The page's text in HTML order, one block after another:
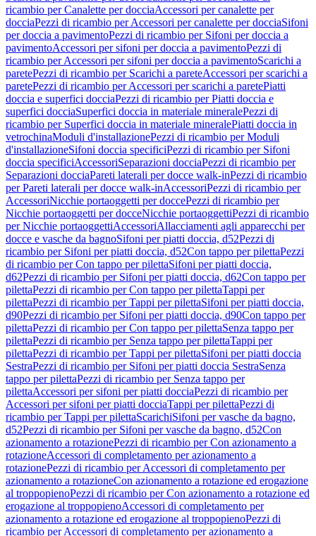
ricambio per Canalette per docciaAccessori per canalette per
docciaPezzi di ricambio per Accessori per canalette per docciaSifoni
per doccia a pavimentoPezzi di ricambio per Sifoni per doccia a
pavimentoAccessori per sifoni per doccia a pavimentoPezzi di
ricambio per Accessori per sifoni per doccia a pavimentoScarichi a
paretePezzi di ricambio per Scarichi a pareteAccessori per scarichi a
paretePezzi di ricambio per Accessori per scarichi a paretePiatti
doccia e superfici docciaPezzi di ricambio per Piatti doccia e
superfici docciaSuperfici doccia in materiale mineralePezzi di
ricambio per Superfici doccia in materiale mineralePiatti doccia in
vetrochinaModuli d'installazionePezzi di ricambio per Moduli
d'installazioneSifoni doccia specificiPezzi di ricambio per Sifoni
doccia specificiAccessoriSeparazioni docciaPezzi di ricambio per
Separazioni docciaPareti laterali per docce walk-inPezzi di ricambio
per Pareti laterali per docce walk-inAccessoriPezzi di ricambio per
AccessoriNicchie portaoggetti per doccePezzi di ricambio per
Nicchie portaoggetti per docceNicchie portaoggettiPezzi di ricambio
per Nicchie portaoggettiAccessoriAllacciamenti agli apparecchi per
docce e vasche da bagnoSifoni per piatti doccia, d52Pezzi di
ricambio per Sifoni per piatti doccia, d52Con tappo per pilettaPezzi
di ricambio per Con tappo per pilettaSifoni per piatti doccia,
d62Pezzi di ricambio per Sifoni per piatti doccia, d62Con tappo per
pilettaPezzi di ricambio per Con tappo per pilettaTappi per
pilettaPezzi di ricambio per Tappi per pilettaSifoni per piatti doccia,
d90Pezzi di ricambio per Sifoni per piatti doccia, d90Con tappo per
pilettaPezzi di ricambio per Con tappo per pilettaSenza tappo per
pilettaPezzi di ricambio per Senza tappo per pilettaTappi per
pilettaPezzi di ricambio per Tappi per pilettaSifoni per piatti doccia
SestraPezzi di ricambio per Sifoni per piatti doccia SestraSenza
tappo per pilettaPezzi di ricambio per Senza tappo per
pilettaAccessori per sifoni per piatti docciaPezzi di ricambio per
Accessori per sifoni per piatti docciaTappi per pilettaPezzi di
ricambio per Tappi per pilettaScarichiSifoni per vasche da bagno,
d52Pezzi di ricambio per Sifoni per vasche da bagno, d52Con
azionamento a rotazionePezzi di ricambio per Con azionamento a
rotazioneAccessori di completamento per azionamento a
rotazionePezzi di ricambio per Accessori di completamento per
azionamento a rotazioneCon azionamento a rotazione ed erogazione
al troppopienoPezzi di ricambio per Con azionamento a rotazione ed
erogazione al troppopienoAccessori di completamento per
azionamento a rotazione ed erogazione al troppopienoPezzi di
ricambio per Accessori di completamento per azionamento a